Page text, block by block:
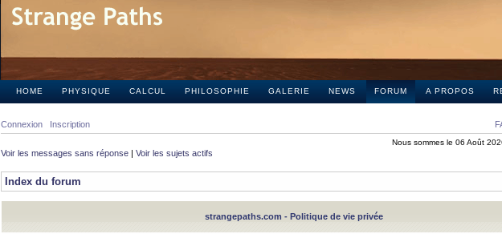
HOME PHYSIQUE CALCUL PHILOSOPHIE GALERIE NEWS FORUM A PROPOS
Connexion Inscription
Nous sommes le 06 Août
Voir les messages sans réponse | Voir les sujets actifs
Index du forum
strangepaths.com - Politique de vie privée